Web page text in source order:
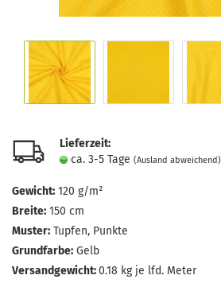
Lieferzeit:
ca. 3-5 Tage (Ausland abweichend)
Gewicht: 120 g/m²
Breite: 150 cm
Muster: Tupfen, Punkte
Grundfarbe: Gelb
Versandgewicht:0.18 kg je lfd. Meter